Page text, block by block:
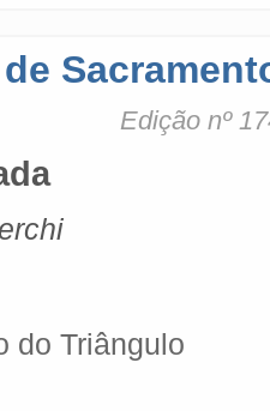
Edição nº
do Triângulo